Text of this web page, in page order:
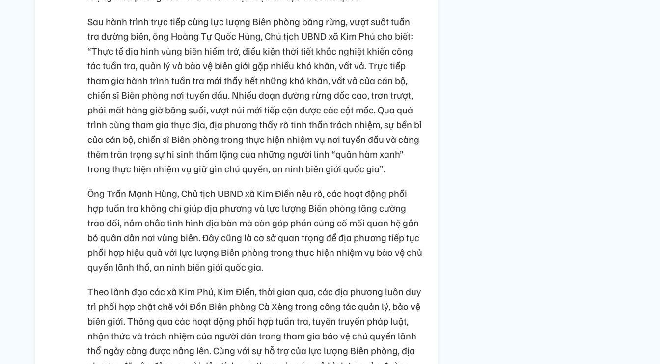
Sau hành trình trực tiếp cùng lực lượng Biên phòng băng rừng, vượt suốt tuần
tra đường biên, ông Hoàng Tự Quốc Hùng, Chủ tịch UBND xã Kim Phú cho biết:
“Thực tế địa hình vùng biên hiểm trở, điều kiện thời tiết khắc nghiệt khiến công
tác tuần tra, quản lý và bảo vệ biên giới gặp nhiều khó khăn, vất vả. Trực tiếp
tham gia hành trình tuần tra mới thấy hết những khó khăn, vất vả của cán bộ,
chiến sĩ Biên phòng nơi tuyến đầu. Nhiều đoạn đường rừng dốc cao, trơn trượt,
phải mất hàng giờ băng suối, vượt núi mới tiếp cận được các cột mốc. Qua quá
trình cùng tham gia thực địa, địa phương thấy rõ tinh thần trách nhiệm, sự bền bỉ
của cán bộ, chiến sĩ Biên phòng trong thực hiện nhiệm vụ nơi tuyến đầu và càng
thêm trân trọng sự hi sinh thầm lặng của những người lính “quân hàm xanh”
trong thực hiện nhiệm vụ giữ gìn chủ quyền, an ninh biên giới quốc gia”.
Ông Trần Mạnh Hùng, Chủ tịch UBND xã Kim Điền nêu rõ, các hoạt động phối
hợp tuần tra không chỉ giúp địa phương và lực lượng Biên phòng tăng cường
trao đổi, nắm chắc tình hình địa bàn mà còn góp phần củng cố mối quan hệ gắn
bó quân dân nơi vùng biên. Đây cũng là cơ sở quan trọng để địa phương tiếp tục
phối hợp hiệu quả với lực lượng Biên phòng trong thực hiện nhiệm vụ bảo vệ chủ
quyền lãnh thổ, an ninh biên giới quốc gia.
Theo lãnh đạo các xã Kim Phú, Kim Điền, thời gian qua, các địa phương luôn duy
trì phối hợp chặt chẽ với Đồn Biên phòng Cà Xèng trong công tác quản lý, bảo vệ
biên giới. Thông qua các hoạt động phối hợp tuần tra, tuyên truyền pháp luật,
nhận thức và trách nhiệm của người dân trong tham gia bảo vệ chủ quyền lãnh
thổ ngày càng được nâng lên. Cùng với sự hỗ trợ của lực lượng Biên phòng, địa